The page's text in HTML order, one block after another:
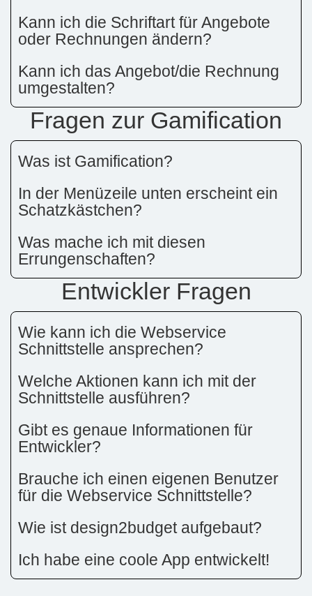
Kann ich die Schriftart für Angebote
oder Rechnungen ändern?
Kann ich das Angebot/die Rechnung
umgestalten?
Fragen zur Gamification
Was ist Gamification?
In der Menüzeile unten erscheint ein
Schatzkästchen?
Was mache ich mit diesen
Errungenschaften?
Entwickler Fragen
Wie kann ich die Webservice
Schnittstelle ansprechen?
Welche Aktionen kann ich mit der
Schnittstelle ausführen?
Gibt es genaue Informationen für
Entwickler?
Brauche ich einen eigenen Benutzer
für die Webservice Schnittstelle?
Wie ist design2budget aufgebaut?
Ich habe eine coole App entwickelt!